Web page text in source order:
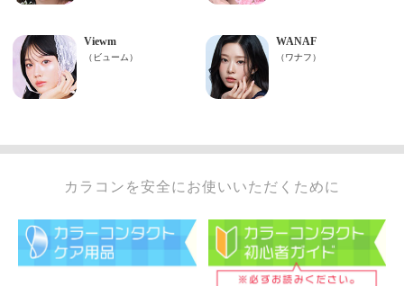
カラコンを安全にお使いいただくために